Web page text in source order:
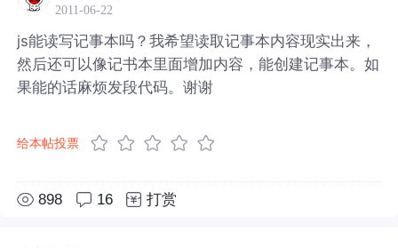
2011-06-22
js能读写记事本吗？我希望读取记事本内容现实出来，
然后还可以像记书本里面增加内容，能创建记事本。如
果能的话麻烦发段代码。谢谢
给本帖投票
898 16 打赏